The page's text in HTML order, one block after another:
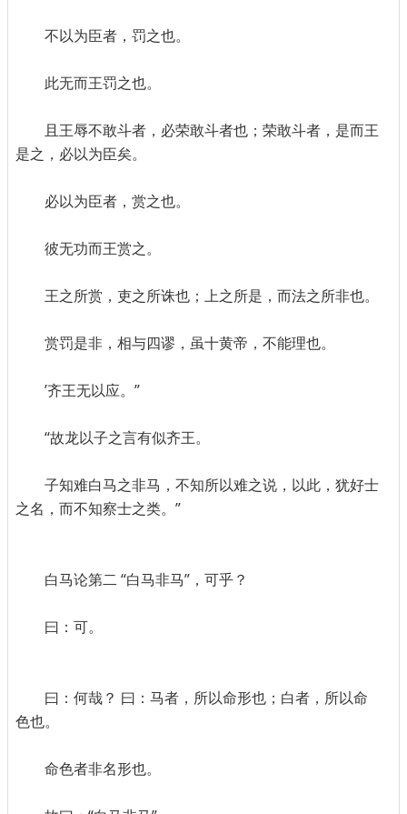
不以为臣者，罚之也。
此无而王罚之也。
且王辱不敢斗者，必荣敢斗者也；荣敢斗者，是而王
是之，必以为臣矣。
必以为臣者，赏之也。
彼无功而王赏之。
王之所赏，吏之所诛也；上之所是，而法之所非也。
赏罚是非，相与四谬，虽十黄帝，不能理也。
’齐王无以应。”
“故龙以子之言有似齐王。
子知难白马之非马，不知所以难之说，以此，犹好士
之名，而不知察士之类。”
白马论第二 “白马非马”，可乎？
曰：可。
曰：何哉？ 曰：马者，所以命形也；白者，所以命
色也。
命色者非名形也。